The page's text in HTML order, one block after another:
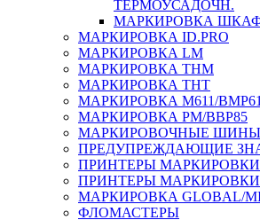
ТЕРМОУСАДОЧН.
МАРКИРОВКА
МАРКИРОВКА ID.PRO
МАРКИРОВКА LM
МАРКИРОВКА THM
МАРКИРОВКА THT
МАРКИРОВКА M611/
МАРКИРОВКА PM/BBP85
МАРКИРОВОЧНЫЕ ШИНЫ
ПРЕДУПРЕЖДАЮЩИЕ
ПРИНТЕРЫ
ПРИНТЕРЫ
МАРКИРОВКА GLOBAL/
ФЛОМАСТЕРЫ